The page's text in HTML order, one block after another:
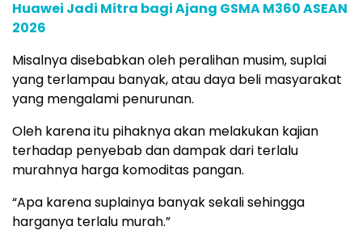
Huawei Jadi Mitra bagi Ajang GSMA M360 ASEAN
2026
Misalnya disebabkan oleh peralihan musim, suplai
yang terlampau banyak, atau daya beli masyarakat
yang mengalami penurunan.
Oleh karena itu pihaknya akan melakukan kajian
terhadap penyebab dan dampak dari terlalu
murahnya harga komoditas pangan.
“Apa karena suplainya banyak sekali sehingga
harganya terlalu murah.”